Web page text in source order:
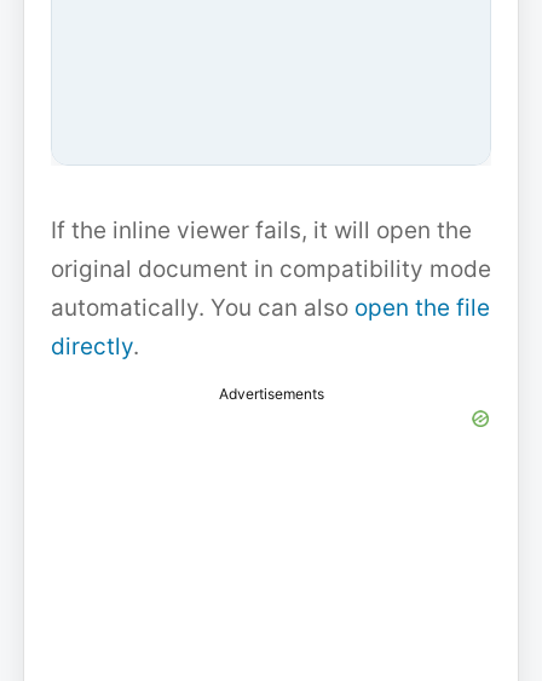
If the inline viewer fails, it will open the
original document in compatibility mode
automatically. You can also open the file
directly.
Advertisements